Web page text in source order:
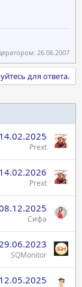
26.06.2007
для ответа.
14.02.2025
Prext
14.02.2026
Prext
Сифа
29.06.2023
SQMonitor
12.05.2025